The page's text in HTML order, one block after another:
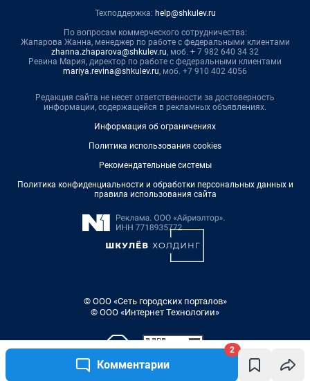
Комментарии
2
Техподдержка: help@shkulev.ru
По вопросам коммерческого сотрудничества:
Жапарова Жанна, менеджер по работе с федеральными клиентами
zhanna.zhaparova@shkulev.ru, моб. + 7 982 640 34 32
Ревина Мария, директор по работе с федеральными клиентами
mariya.revina@shkulev.ru, моб. +7 910 402 4056
Редакция сайта не несет ответственности за достоверность
информации, содержащейся в рекламных объявлениях.
Информация об ограничениях
Политика использования cookies
Рекомендательные системы
Политика конфиденциальности и обработки персональных данных и
правила использования сайта
© ООО «Сеть городских порталов»
© ООО «Интернет Технологии»